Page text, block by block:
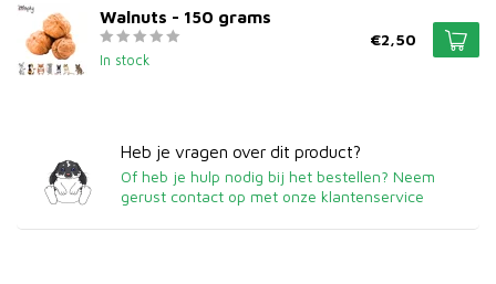
Walnuts - 150 grams
In stock
€2,50
Heb je vragen over dit product?
Of heb je hulp nodig bij het bestellen? Neem
gerust contact op met onze klantenservice